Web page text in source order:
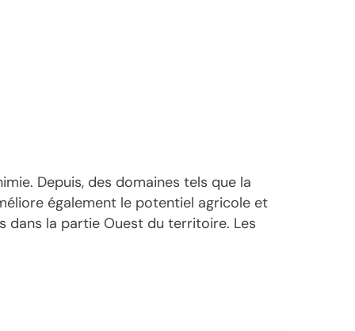
Depuis, des domaines tels que la
également le potentiel agricole et
la partie Ouest du territoire. Les